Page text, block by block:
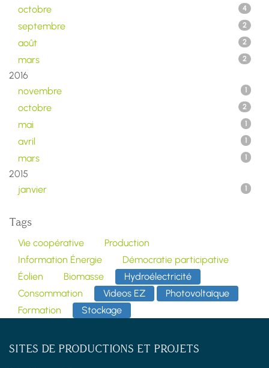
octobre
4
septembre 2
août 2
mars 2
2016
novembre
1
octobre 2
mai 1
avril 1
mars 1
2015
janvier
1
Tags
Vie coopérative
Production
Information Énergie
Démocratie participative
Éolien
Biomasse
Hydroélectricité
Consommation
Videos EZ
Photovoltaïque
Formation
Stockage
SITES DE PRODUCTIONS ET PROJETS